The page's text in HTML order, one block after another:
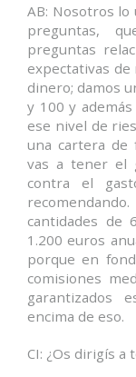
AB: Nosotros lo
preguntas,
preguntas
expectativas
dinero; damos
y 100 y
ese nivel de
una cartera de
vas a tener el
contra el
cantidades de
1.200 euros
porque en
comisiones
garantizados
encima de eso.
CI: ¿Os dirigís a